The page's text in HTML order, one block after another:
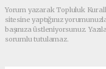
Yorum yazarak Topluluk
sitesine yaptığınız
başınıza üstleniyorsunuz.
sorumlu tutulamaz.